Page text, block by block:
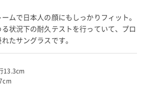
ムで日本人の顔にもしっかりフィット。
状況下の耐久テストを行っていて、プロ
たサングラスです。
13.3cm